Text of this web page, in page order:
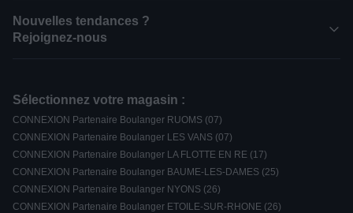
Nouvelles tendances ?
Rejoignez-nous
Sélectionnez votre magasin :
CONNEXION Partenaire Boulanger RUOMS (07)
CONNEXION Partenaire Boulanger LES VANS (07)
CONNEXION Partenaire Boulanger LA FLOTTE EN RE (17)
CONNEXION Partenaire Boulanger BAUME-LES-DAMES (25)
CONNEXION Partenaire Boulanger NYONS (26)
CONNEXION Partenaire Boulanger ETOILE-SUR-RHONE (26)